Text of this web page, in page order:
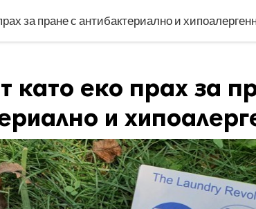
за пране с антибактериално и
като еко прах за
и